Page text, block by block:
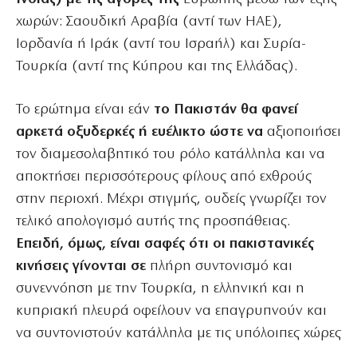
χωρών: Σαουδική Αραβία (αντί των ΗΑΕ),
Ιορδανία ή Ιράκ (αντί του Ισραήλ) και Συρία-
Τουρκία (αντί της Κύπρου και της Ελλάδας).
Το ερώτημα είναι εάν το Πακιστάν θα φανεί
αρκετά οξυδερκές ή ευέλικτο ώστε να αξιοποιήσει
τον διαμεσολαβητικό του ρόλο κατάλληλα και να
αποκτήσει περισσότερους φίλους από εχθρούς
στην περιοχή. Μέχρι στιγμής, ουδείς γνωρίζει τον
τελικό απολογισμό αυτής της προσπάθειας.
Επειδή, όμως, είναι σαφές ότι οι πακιστανικές
κινήσεις γίνονται σε πλήρη συντονισμό και
συνεννόηση με την Τουρκία, η ελληνική και η
κυπριακή πλευρά οφείλουν να επαγρυπνούν και
να συντονιστούν κατάλληλα με τις υπόλοιπες χώρες